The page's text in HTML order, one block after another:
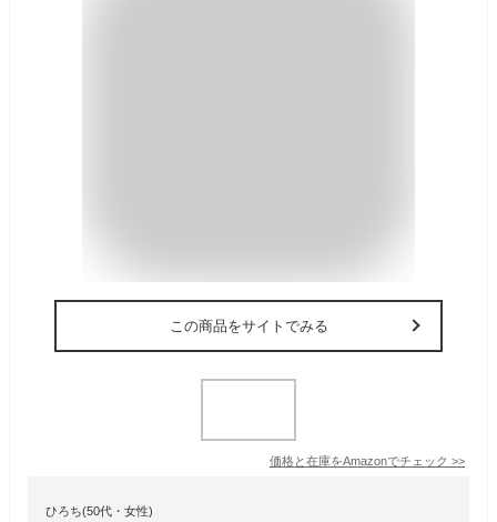
この商品をサイトでみる
価格と在庫をAmazonでチェック >>
ひろち(50代・女性)